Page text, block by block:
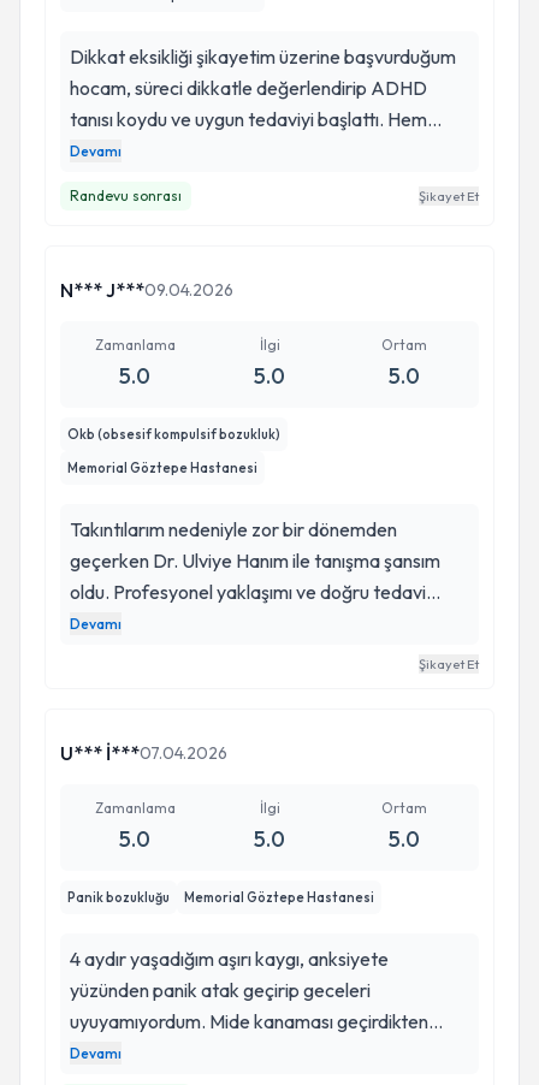
Dikkat eksikliği şikayetim üzerine başvurduğum
hocam, süreci dikkatle değerlendirip ADHD
tanısı koydu ve uygun tedaviyi başlattı. Hem
açıklayıcı yaklaşımı hem de ilgisi sayesinde
Devamı
Randevu sonrası Şikayet Et
N*** J***09.04.2026
Zamanlama
5.0
İlgi
5.0
Ortam
5.0
Okb (obsesif kompulsif bozukluk)
Memorial Göztepe Hastanesi
Takıntılarım nedeniyle zor bir dönemden
geçerken Dr. Ulviye Hanım ile tanışma şansım
oldu. Profesyonel yaklaşımı ve doğru tedavi
yönetimi sayesinde kısa sürede kendimi çok
daha iyi hissetmeye başladım. Benim gibi benzer
Devamı
Şikayet Et
U*** İ***07.04.2026
Zamanlama
5.0
İlgi
5.0
Ortam
5.0
Panik bozukluğu Memorial Göztepe Hastanesi
4 aydır yaşadığım aşırı kaygı, anksiyete
yüzünden panik atak geçirip geceleri
uyuyamıyordum. Mide kanaması geçirdikten
sonra Ulviye hocam sağolsun kimsenin
Devamı